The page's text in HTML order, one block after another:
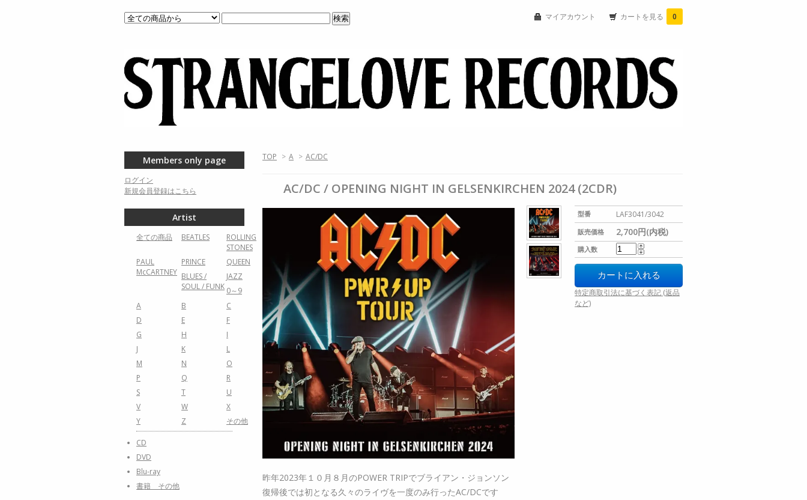
マイアカウント カートを見る 0
TOP > A > AC/DC
AC/DC / OPENING NIGHT IN GELSENKIRCHEN 2024 (2CDR)
型番 LAF3041/3042
販売価格 2,700円(内税)
購入数
特定商取引法に基づく表記 (返品
など)
昨年2023年１０月８月のPOWER TRIPでブライアン・ジョンソン
復帰後では初となる久々のライヴを一度のみ行ったAC/DCです
Members only page
ログイン
新規会員登録はこちら
Artist
全ての商品 BEATLES
ROLLING
STONES
PAUL
McCARTNEY
PRINCE
QUEEN
BLUES /
SOUL / FUNK
JAZZ
0～9
A
B
C
D
E
F
G
H
I
J
K
L
M
N
O
P
Q
R
S
T
U
V
W
X
Y
Z その他
CD
DVD
Blu-ray
書籍 その他